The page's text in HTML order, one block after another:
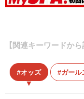
【関連キーワードから
オッズ ガール